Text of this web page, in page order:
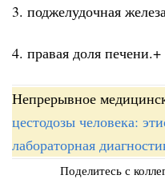
3. поджелудочная
4. правая доля печени.+
Непрерывное
цестодозы человека:
лабораторная
Поделитесь с